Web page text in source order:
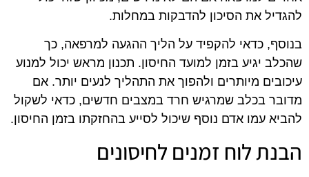
להגדיל את הסיכון להדבקות במחלות.
בנוסף, כדאי להקפיד על הליך ההגעה למרפאה, כך
שהכלב יגיע בזמן למועד החיסון. תכנון מראש יכול למנוע
עיכובים מיותרים ולהפוך את התהליך לנעים יותר. אם
מדובר בכלב שמרגיש חרד במצבים חדשים, כדאי לשקול
להביא עמו אדם נוסף שיכול לסייע בהחזקתו בזמן החיסון.
הבנת לוח זמנים לחיסונים